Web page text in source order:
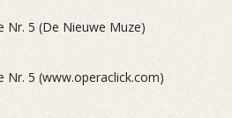
Nr. 5 (De Nieuwe Muze)
Nr. 5 (www.operaclick.com)